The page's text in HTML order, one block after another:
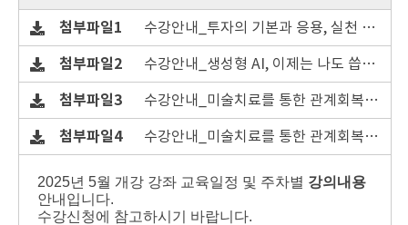
첨부파일1 수강안내_투자의 기본과 응용, 실천 가능한 자산 관리 전략-1기_20250430160600.pdf
첨부파일2 수강안내_생성형 AI, 이제는 나도 씁니다!_20250430160600.pdf
첨부파일3 수강안내_미술치료를 통한 관계회복(3급)-1기_20250430160600.pdf
첨부파일4 수강안내_미술치료를 통한 관계회복(3급)-2기_20250430160600.pdf
2025년 5월 개강 강좌 교육일정 및 주차별 강의내용
안내입니다.
수강신청에 참고하시기 바랍니다.